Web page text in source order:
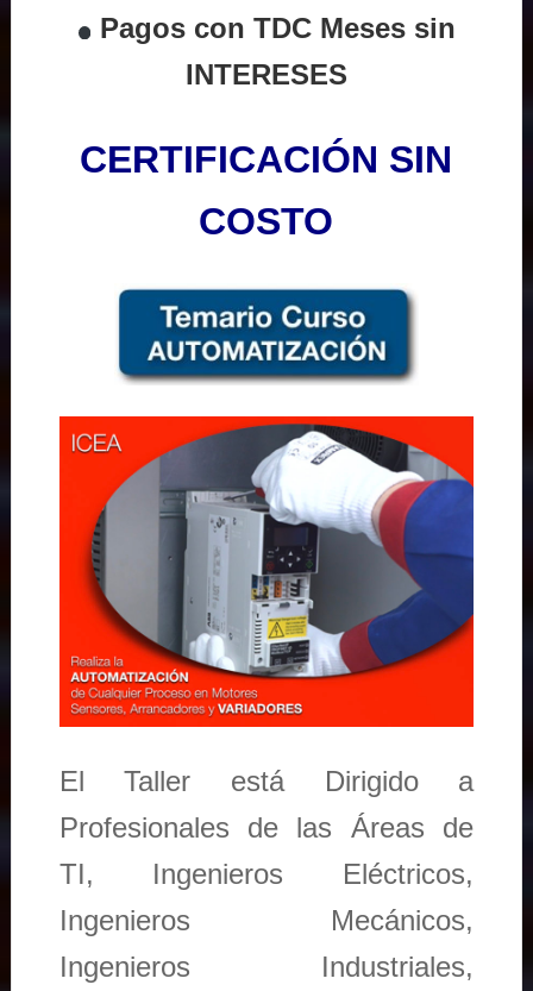
Pagos con TDC Meses sin
INTERESES
CERTIFICACIÓN SIN
COSTO
El Taller está Dirigido a
Profesionales de las Áreas de
TI, Ingenieros Eléctricos,
Ingenieros Mecánicos,
Ingenieros Industriales,